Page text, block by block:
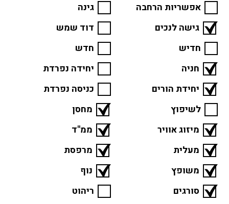
אפשריות הרחבה
גינה
גישה לנכים
דוד שמש
חדיש
חדש
חניה
יחידה נפרדת
יחידת הורים
כניסה נפרדת
לשיפוץ
מחסן
מיזוג אוויר
ממ"ד
מעלית
מרפסת
משופץ
נוף
סורגים
ריהוט